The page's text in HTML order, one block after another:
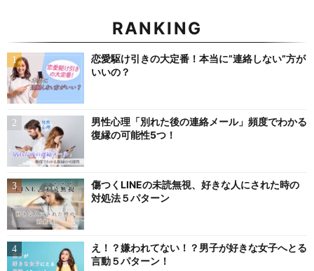
RANKING
恋愛駆け引きの大定番！本当に”連絡しない”方が
いいの？
男性心理「別れた後の連絡メール」頻度でわかる
復縁の可能性5つ！
傷つくLINEの未読無視、好きな人にされた時の
対処法５パターン
え！？嫌われてない！？男子が好きな女子へとる
言動５パターン！